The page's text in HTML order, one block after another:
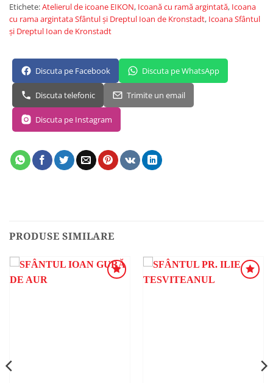
Etichete:Atelierul de icoane EIKON, Icoană cu ramă argintată, Icoana
cu rama argintata Sfântul și Dreptul Ioan de Kronstadt, Icoana Sfântul
și Dreptul Ioan de Kronstadt
Discuta pe Facebook Discuta pe WhatsApp
Discuta telefonic Trimite un email
Discuta pe Instagram
PRODUSE SIMILARE